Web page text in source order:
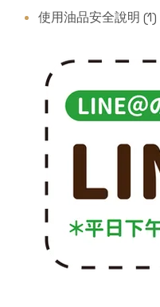
使用油品安全說明 (1)